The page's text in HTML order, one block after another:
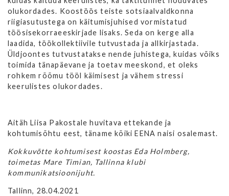
olukordades. Koostöös teiste sotsiaalvaldkonna
riigiasutustega on käitumisjuhised vormistatud
töösisekorraeeskirjade lisaks. Seda on kerge alla
laadida, töökollektiivile tutvustada ja allkirjastada.
Üldjoontes tutvustatakse nende juhistega, kuidas võiks
toimida tänapäevane ja toetav meeskond, et oleks
rohkem rõõmu tööl käimisest ja vähem stressi
keerulistes olukordades.
Aitäh Liisa Pakostale huvitava ettekande ja
kohtumisõhtu eest, täname kõiki EENA naisi osalemast.
Kokkuvõtte kohtumisest koostas Eda Holmberg,
toimetas Mare Timian, Tallinna klubi
kommunikatsioonijuht.
Tallinn, 28.04.2021